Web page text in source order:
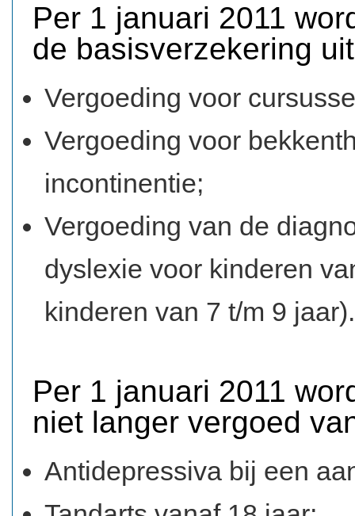
Per 1 januari 2011
de basisverzekering
Vergoeding voor
Vergoeding voor
incontinentie;
Vergoeding van de
dyslexie voor kinderen
kinderen van 7 t/m 9 jaar).
Per 1 januari 2011
niet langer vergoed
Antidepressiva bij een